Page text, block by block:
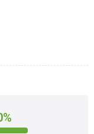
смерть
оборвавшаяся
тайн семьи и